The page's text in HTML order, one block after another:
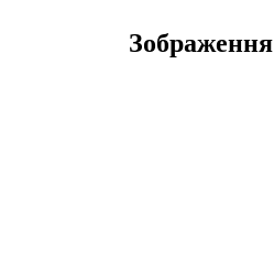
Зображення